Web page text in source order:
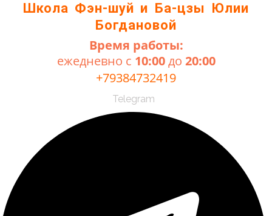
Школа Фэн-шуй и Ба-цзы Юлии
Богдановой
Время работы:
ежедневно с 10:00до 20:00
+79384732419
Telegram